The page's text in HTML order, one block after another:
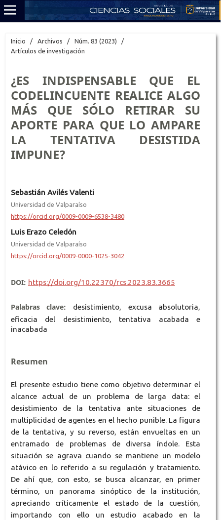
Inicio / Archivos / Núm. 83 (2023)
/
Artículos de investigación
¿ES INDISPENSABLE QUE EL
CODELINCUENTE REALICE ALGO
MÁS QUE SÓLO RETIRAR SU
APORTE PARA QUE LO AMPARE
LA TENTATIVA DESISTIDA
IMPUNE?
Sebastián Avilés Valenti
Universidad de Valparaíso
https://orcid.org/0009-0009-6538-3480
Luis Erazo Celedón
Universidad de Valparaíso
https://orcid.org/0009-0000-1025-3042
DOI: https://doi.org/10.22370/rcs.2023.83.3665
Palabras clave:
desistimiento, excusa absolutoria,
eficacia del desistimiento, tentativa acabada e
inacabada
Resumen
El presente estudio tiene como objetivo determinar el
alcance actual de un problema de larga data: el
desistimiento de la tentativa ante situaciones de
multiplicidad de agentes en el hecho punible. La figura
de la tentativa, y su reverso, están envueltas en un
entramado de problemas de diversa índole. Esta
situación se agrava cuando se mantiene un modelo
atávico en lo referido a su regulación y tratamiento.
De ahí que, con esto, se busca alcanzar, en primer
término, un panorama sinóptico de la institución,
apreciando críticamente el estado de la cuestión,
importando con ello un estudio acabado en la